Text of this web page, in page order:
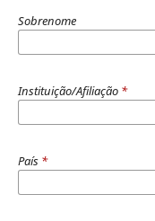
Sobrenome
Instituição/Afiliação *
País *